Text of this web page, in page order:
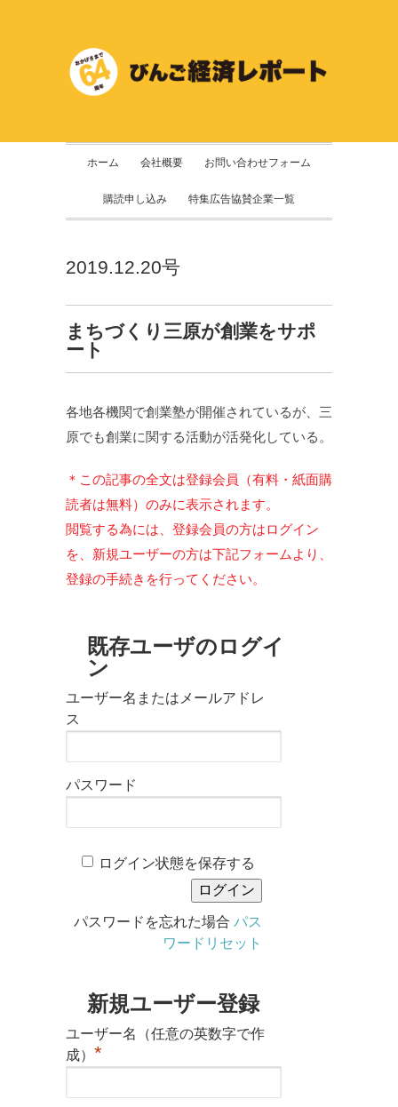
ホーム 会社概要 お問い合わせフォーム
購読申し込み 特集広告協賛企業一覧
2019.12.20号
まちづくり三原が創業をサポ
ート
各地各機関で創業塾が開催されているが、三
原でも創業に関する活動が活発化している。
＊この記事の全文は登録会員（有料・紙面購
読者は無料）のみに表示されます。
閲覧する為には、登録会員の方はログイン
を、新規ユーザーの方は下記フォームより、
登録の手続きを行ってください。
既存ユーザのログイ
ン
ユーザー名またはメールアドレ
ス
パスワード
ログイン状態を保存する
パスワードを忘れた場合 パス
ワードリセット
新規ユーザー登録
ユーザー名（任意の英数字で作
成） *